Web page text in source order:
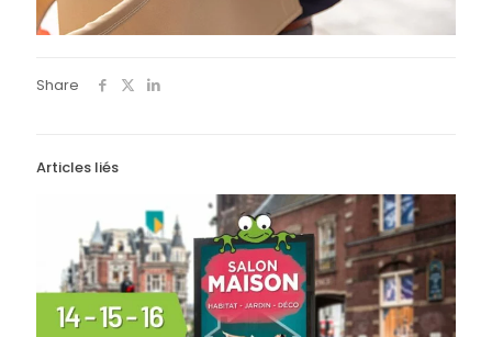
Share
Articles liés